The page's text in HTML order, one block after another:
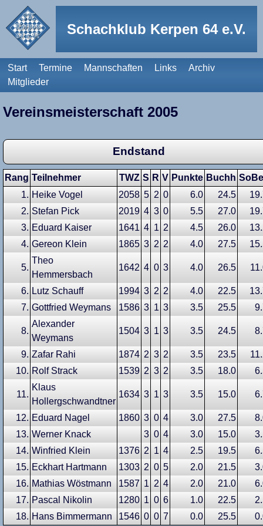
Schachklub Kerpen 64 e.V.
Start Termine Mannschaften Links
Archiv
Mitglieder
Vereinsmeisterschaft 2005
Endstand
Rang Teilnehmer TWZ S R V Punkte Buchh
1. Heike Vogel 2058 5 2 0 6.0 24.5
2. Stefan Pick 2019 4 3 0 5.5 27.0
3. Eduard Kaiser 1641 4 1 2 4.5 26.0
4. Gereon Klein 1865 3 2 2 4.0 27.5
5.
Theo
Hemmersbach
1642 4 0 3 4.0 26.5
6. Lutz Schauff 1994 3 2 2 4.0 22.5
7. Gottfried Weymans 1586 3 1 3 3.5 25.5
8.
Alexander
Weymans
1504 3 1 3 3.5 24.5
9. Zafar Rahi 1874 2 3 2 3.5 23.5
10. Rolf Strack 1539 2 3 2 3.5 18.0
11.
Klaus
Hollergschwandtner
1634 3 1 3 3.5 15.0
12. Eduard Nagel 1860 3 0 4 3.0 27.5
13. Werner Knack 3 0 4 3.0 15.0
14. Winfried Klein 1376 2 1 4 2.5 19.5
15. Eckhart Hartmann 1303 2 0 5 2.0 21.5
16. Mathias Wöstmann 1587 1 2 4 2.0 21.0
17. Pascal Nikolin 1280 1 0 6 1.0 22.5
18. Hans Bimmermann 1546 0 0 7 0.0 25.5